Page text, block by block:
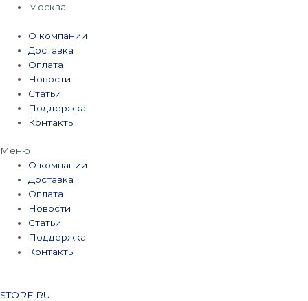
Перейти
содержимому
Москва
О компании
Доставка
Оплата
Новости
Статьи
Поддержка
Контакты
Меню
О компании
Доставка
Оплата
Новости
Статьи
Поддержка
Контакты
STORE.RU